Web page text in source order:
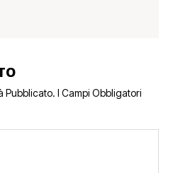
Pubblicato. I Campi Obbligatori